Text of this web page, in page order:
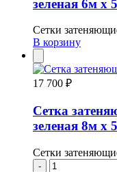
зеленая 6м х
Сетки
В корзину
17 700 ₽
Сетка
зеленая 8м х
Сетки
-